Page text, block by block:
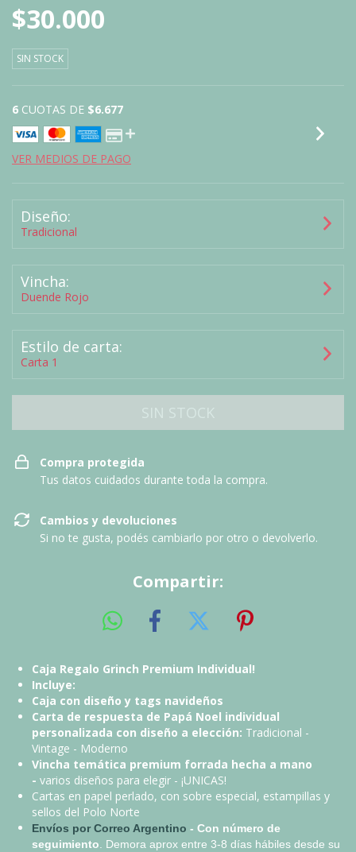
$30.000
SIN STOCK
6 CUOTAS DE $6.677
VER MEDIOS DE PAGO
Diseño:
Tradicional
Vincha:
Duende Rojo
Estilo de carta:
Carta 1
Compra protegida
Tus datos cuidados durante toda la compra.
Cambios y devoluciones
Si no te gusta, podés cambiarlo por otro o devolverlo.
Compartir:
Caja Regalo Grinch Premium Individual!
Incluye:
Caja con diseño y tags navideños
Carta de respuesta de Papá Noel individual
personalizada con diseño a elección: Tradicional -
Vintage - Moderno
Vincha temática premium forrada hecha a mano
- varios diseños para elegir - ¡UNICAS!
Cartas en papel perlado, con sobre especial, estampillas y
sellos del Polo Norte
Envíos por Correo Argentino - Con número de
seguimiento . Demora aprox entre 3-8 días hábiles desde su